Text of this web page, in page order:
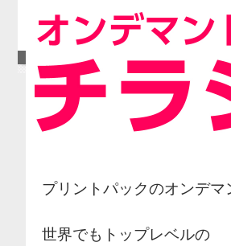
プリントパックのオンデマ
世界でもトップレベルの